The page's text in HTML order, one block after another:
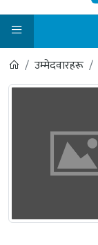
उम्मेदवारहरू